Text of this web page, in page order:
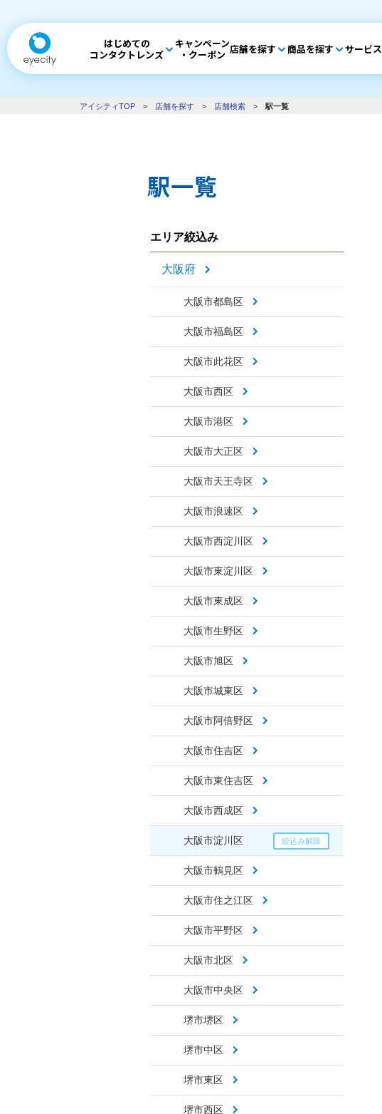
はじめての
コンタクトレンズ
キャンペーン
・クーポン 店舗を探す 商品を探す サービス
アイシティTOP > 店舗を探す > 店舗検索 > 駅一覧
駅一覧
エリア絞込み
大阪府
大阪市都島区
大阪市福島区
大阪市此花区
大阪市西区
大阪市港区
大阪市大正区
大阪市天王寺区
大阪市浪速区
大阪市西淀川区
大阪市東淀川区
大阪市東成区
大阪市生野区
大阪市旭区
大阪市城東区
大阪市阿倍野区
大阪市住吉区
大阪市東住吉区
大阪市西成区
大阪市淀川区
大阪市鶴見区
大阪市住之江区
大阪市平野区
大阪市北区
大阪市中央区
堺市堺区
堺市中区
堺市東区
堺市西区